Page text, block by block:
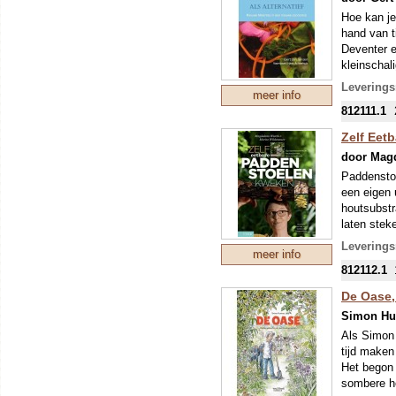
meer info
Hoe kan
hand van
Deventer
Hof van
stukken
Koppel
voeding,
wel echt
De Hof
zaden
812111.1
meer info
Zelf
door
een eigen
laten
Dit boek
zult zien
de
een
812112.1
De
Simon
Als
tijd
Het
sombere